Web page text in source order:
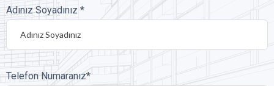
Adınız Soyadınız *
Telefon Numaranız*